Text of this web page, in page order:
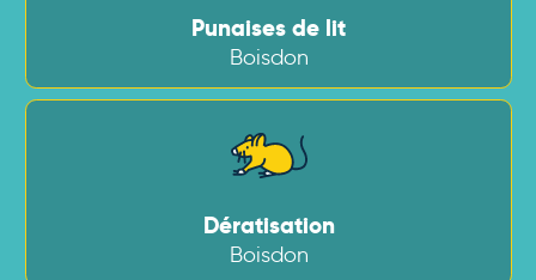
Punaises de lit
Boisdon
Dératisation
Boisdon